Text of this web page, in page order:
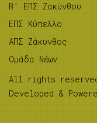
B’ ΕΠΣ Ζακύνθου
ΕΠΣ Κύπελλο
ΑΠΣ Ζάκυνθος
Ομάδα Νέων
All rights
Developed &